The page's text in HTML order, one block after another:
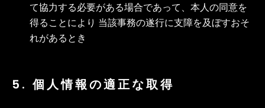
て協力する必要がある場合であって、本人の同意を
得ることにより 当該事務の遂行に支障を及ぼすおそ
れがあるとき
5. 個人情報の適正な取得